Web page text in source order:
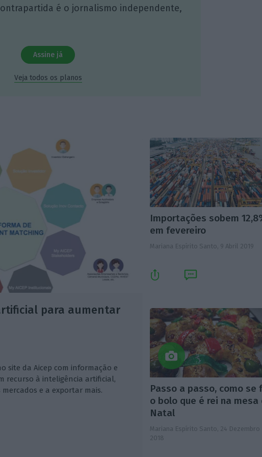
é o jornalismo independente,
Assine já
Veja todos os planos
para aumentar
site da Aicep com informação e
recurso à inteligência artificial,
e a exportar mais.
Importações sobem
em fevereiro
Mariana Espírito Santo, 9 Abril 2019
Passo a passo, como se
o bolo que é rei na mesa
Natal
Mariana Espírito Santo, 24 Dezembro
2018